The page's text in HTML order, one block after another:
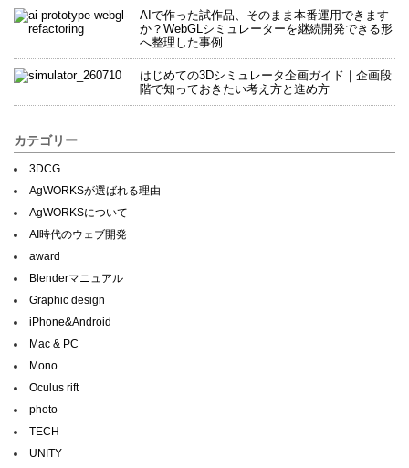
AIで作った試作品、そのまま本番運用できます
か？WebGLシミュレーターを継続開発できる形
へ整理した事例
はじめての3Dシミュレータ企画ガイド｜企画段
階で知っておきたい考え方と進め方
カテゴリー
3DCG
AgWORKSが選ばれる理由
AgWORKSについて
AI時代のウェブ開発
award
Blenderマニュアル
Graphic design
iPhone&Android
Mac & PC
Mono
Oculus rift
photo
TECH
UNITY